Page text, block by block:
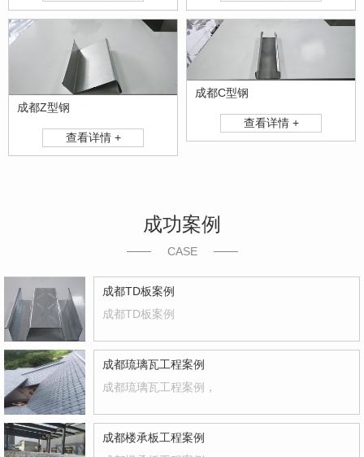
成都Z型钢
查看详情 +
成都C型钢
查看详情 +
成功案例
CASE
成都TD板案例
成都TD板案例
成都琉璃瓦工程案例
成都琉璃瓦工程案例，
成都楼承板工程案例